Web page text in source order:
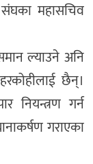
संघका महासचिव
ल्याउने अनि
छैन्।
नियन्त्रण गर्न
गराएका